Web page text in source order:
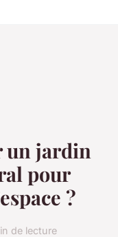
un jardin
pour
?
de lecture